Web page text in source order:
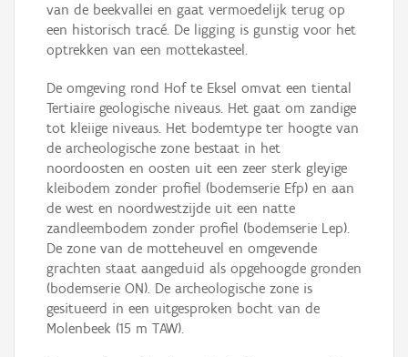
van de beekvallei en gaat vermoedelijk terug op
een historisch tracé. De ligging is gunstig voor het
optrekken van een mottekasteel.
De omgeving rond Hof te Eksel omvat een tiental
Tertiaire geologische niveaus. Het gaat om zandige
tot kleiige niveaus. Het bodemtype ter hoogte van
de archeologische zone bestaat in het
noordoosten en oosten uit een zeer sterk gleyige
kleibodem zonder profiel (bodemserie Efp) en aan
de west en noordwestzijde uit een natte
zandleembodem zonder profiel (bodemserie Lep).
De zone van de motteheuvel en omgevende
grachten staat aangeduid als opgehoogde gronden
(bodemserie ON). De archeologische zone is
gesitueerd in een uitgesproken bocht van de
Molenbeek (15 m TAW).